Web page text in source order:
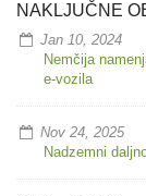
NAKLJUČNE
Jan 10, 2024
Nemčija
e-vozila
Nov 24, 2025
Nadzemni